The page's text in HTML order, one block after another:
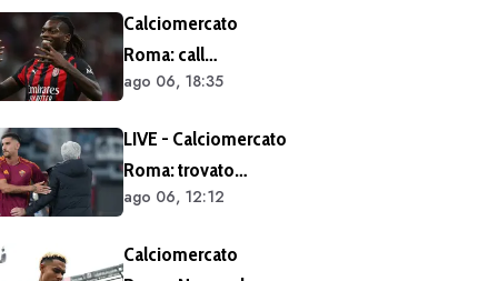
Calciomercato
Roma: call
esplorativa tra i
Sul tavolo le
situazioni di Leao e
Soulé
ago 06, 18:35
LIVE - Calciomercato
Roma: trovato
l'accordo per il
Prolungamento di
ago 06, 12:12
Calciomercato